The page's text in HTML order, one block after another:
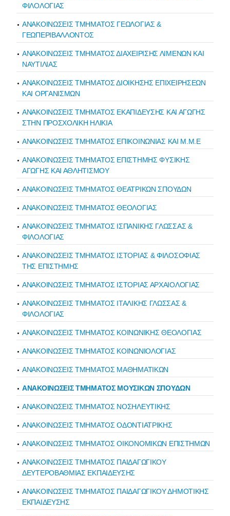
ΦΙΛΟΛΟΓΙΑΣ
ΑΝΑΚΟΙΝΩΣΕΙΣ ΤΜΗΜΑΤΟΣ ΓΕΩΛΟΓΙΑΣ &
ΓΕΩΠΕΡΙΒΑΛΛΟΝΤΟΣ
ΑΝΑΚΟΙΝΩΣΕΙΣ ΤΜΗΜΑΤΟΣ ΔΙΑΧΕΙΡΙΣΗΣ ΛΙΜΕΝΩΝ ΚΑΙ
ΝΑΥΤΙΛΙΑΣ
ΑΝΑΚΟΙΝΩΣΕΙΣ ΤΜΗΜΑΤΟΣ ΔΙΟΙΚΗΣΗΣ ΕΠΙΧΕΙΡΗΣΕΩΝ
ΚΑΙ ΟΡΓΑΝΙΣΜΩΝ
ΑΝΑΚΟΙΝΩΣΕΙΣ ΤΜΗΜΑΤΟΣ ΕΚΑΠΙΔΕΥΣΗΣ ΚΑΙ ΑΓΩΓΗΣ
ΣΤΗΝ ΠΡΟΣΧΟΛΙΚΗ ΗΛΙΚΙΑ
ΑΝΑΚΟΙΝΩΣΕΙΣ ΤΜΗΜΑΤΟΣ ΕΠΙΚΟΙΝΩΝΙΑΣ ΚΑΙ Μ.Μ.Ε
ΑΝΑΚΟΙΝΩΣΕΙΣ ΤΜΗΜΑΤΟΣ ΕΠΙΣΤΗΜΗΣ ΦΥΣΙΚΗΣ
ΑΓΩΓΗΣ ΚΑΙ ΑΘΛΗΤΙΣΜΟΥ
ΑΝΑΚΟΙΝΩΣΕΙΣ ΤΜΗΜΑΤΟΣ ΘΕΑΤΡΙΚΩΝ ΣΠΟΥΔΩΝ
ΑΝΑΚΟΙΝΩΣΕΙΣ ΤΜΗΜΑΤΟΣ ΘΕΟΛΟΓΙΑΣ
ΑΝΑΚΟΙΝΩΣΕΙΣ ΤΜΗΜΑΤΟΣ ΙΣΠΑΝΙΚΗΣ ΓΛΩΣΣΑΣ &
ΦΙΛΟΛΟΓΙΑΣ
ΑΝΑΚΟΙΝΩΣΕΙΣ ΤΜΗΜΑΤΟΣ ΙΣΤΟΡΙΑΣ & ΦΙΛΟΣΟΦΙΑΣ
ΤΗΣ ΕΠΙΣΤΗΜΗΣ
ΑΝΑΚΟΙΝΩΣΕΙΣ ΤΜΗΜΑΤΟΣ ΙΣΤΟΡΙΑΣ ΑΡΧΑΙΟΛΟΓΙΑΣ
ΑΝΑΚΟΙΝΩΣΕΙΣ ΤΜΗΜΑΤΟΣ ΙΤΑΛΙΚΗΣ ΓΛΩΣΣΑΣ &
ΦΙΛΟΛΟΓΙΑΣ
ΑΝΑΚΟΙΝΩΣΕΙΣ ΤΜΗΜΑΤΟΣ ΚΟΙΝΩΝΙΚΗΣ ΘΕΟΛΟΓΙΑΣ
ΑΝΑΚΟΙΝΩΣΕΙΣ ΤΜΗΜΑΤΟΣ ΚΟΙΝΩΝΙΟΛΟΓΙΑΣ
ΑΝΑΚΟΙΝΩΣΕΙΣ ΤΜΗΜΑΤΟΣ ΜΑΘΗΜΑΤΙΚΩΝ
ΑΝΑΚΟΙΝΩΣΕΙΣ ΤΜΗΜΑΤΟΣ ΜΟΥΣΙΚΩΝ ΣΠΟΥΔΩΝ
ΑΝΑΚΟΙΝΩΣΕΙΣ ΤΜΗΜΑΤΟΣ ΝΟΣΗΛΕΥΤΙΚΗΣ
ΑΝΑΚΟΙΝΩΣΕΙΣ ΤΜΗΜΑΤΟΣ ΟΔΟΝΤΙΑΤΡΙΚΗΣ
ΑΝΑΚΟΙΝΩΣΕΙΣ ΤΜΗΜΑΤΟΣ ΟΙΚΟΝΟΜΙΚΩΝ ΕΠΙΣΤΗΜΩΝ
ΑΝΑΚΟΙΝΩΣΕΙΣ ΤΜΗΜΑΤΟΣ ΠΑΙΔΑΓΩΓΙΚΟΥ
ΔΕΥΤΕΡΟΒΑΘΜΙΑΣ ΕΚΠΑΙΔΕΥΣΗΣ
ΑΝΑΚΟΙΝΩΣΕΙΣ ΤΜΗΜΑΤΟΣ ΠΑΙΔΑΓΩΓΙΚΟΥ ΔΗΜΟΤΙΚΗΣ
ΕΚΠΑΙΔΕΥΣΗΣ